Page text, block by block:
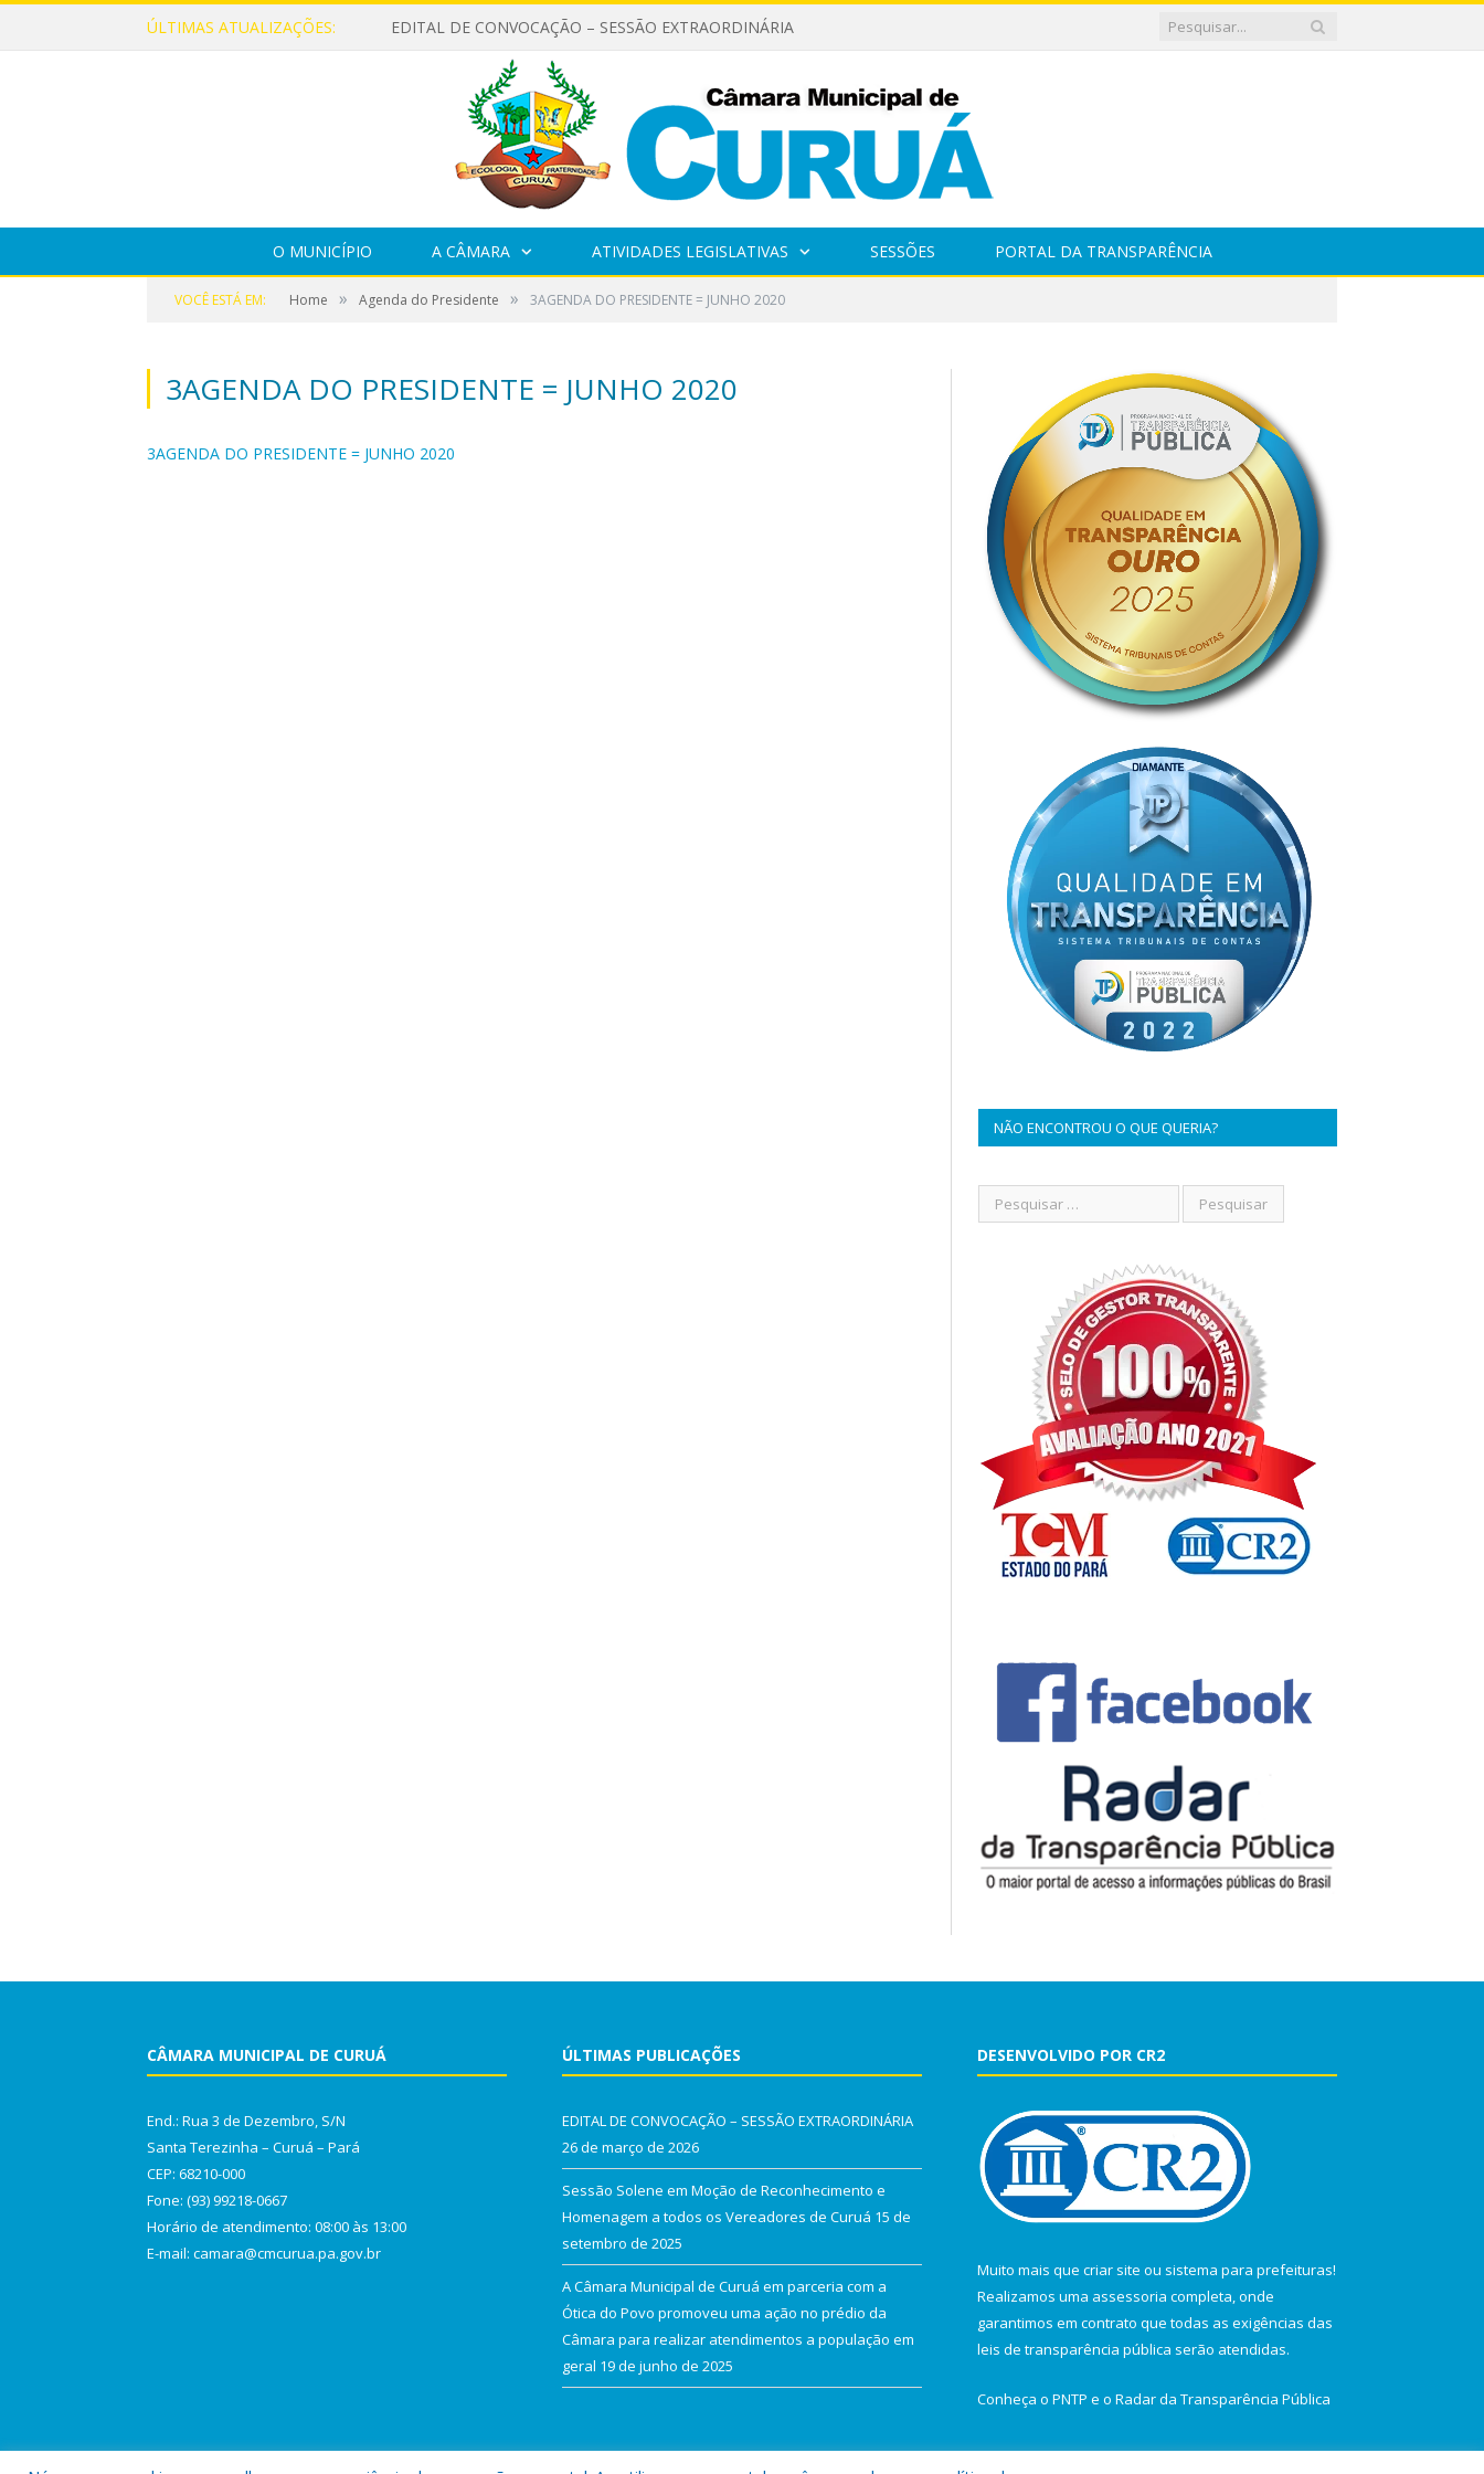
ÚLTIMAS ATUALIZAÇÕES: EDITAL DE CONVOCAÇÃO – SESSÃO EXTRAORDINÁRIA
O MUNICÍPIO A CÂMARA ATIVIDADES LEGISLATIVAS SESSÕES PORTAL DA TRANSPARÊNCIA
VOCÊ ESTÁ EM: Home » Agenda do Presidente » 3AGENDA DO PRESIDENTE = JUNHO 2020
3AGENDA DO PRESIDENTE = JUNHO 2020
3AGENDA DO PRESIDENTE = JUNHO 2020
NÃO ENCONTROU O QUE QUERIA?
CÂMARA MUNICIPAL DE CURUÁ
End.: Rua 3 de Dezembro, S/N
Santa Terezinha – Curuá – Pará
CEP: 68210-000
Fone: (93) 99218-0667
Horário de atendimento: 08:00 às 13:00
E-mail: camara@cmcurua.pa.gov.br
ÚLTIMAS PUBLICAÇÕES
EDITAL DE CONVOCAÇÃO – SESSÃO EXTRAORDINÁRIA
26 de março de 2026
Sessão Solene em Moção de Reconhecimento e
Homenagem a todos os Vereadores de Curuá 15 de
setembro de 2025
A Câmara Municipal de Curuá em parceria com a
Ótica do Povo promoveu uma ação no prédio da
Câmara para realizar atendimentos a população em
geral 19 de junho de 2025
DESENVOLVIDO POR CR2
Muito mais que criar site ou sistema para prefeituras!
Realizamos uma assessoria completa, onde
garantimos em contrato que todas as exigências das
leis de transparência pública serão atendidas.
Conheça o PNTP e o Radar da Transparência Pública